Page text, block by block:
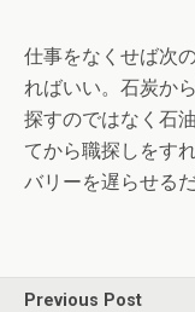
仕事をなくせば次
ればいい。石炭か
探すのではなく石
てから職探しをす
バリーを遅らせるだ
Previous Post